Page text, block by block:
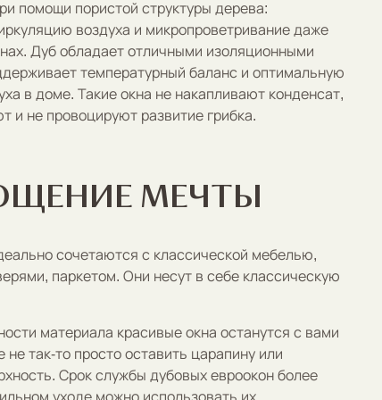
помощи пористой структуры дерева:
воздуха и микропроветривание даже
Дуб обладает отличными изоляционными
температурный баланс и оптимальную
в доме. Такие окна не накапливают конденсат,
и не провоцируют развитие грибка.
МЕЧТЫ
сочетаются с классической мебелью,
паркетом. Они несут в себе классическую
материала красивые окна останутся с вами
не так-то просто оставить царапину или
Срок службы дубовых евроокон более
уходе можно использовать их